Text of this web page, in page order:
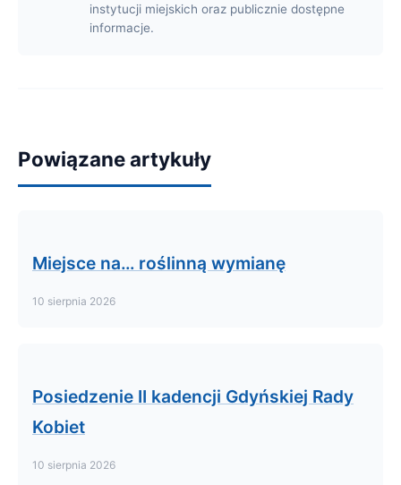
instytucji miejskich oraz publicznie dostępne
informacje.
Powiązane artykuły
Miejsce na… roślinną wymianę
10 sierpnia 2026
Posiedzenie II kadencji Gdyńskiej Rady
Kobiet
10 sierpnia 2026